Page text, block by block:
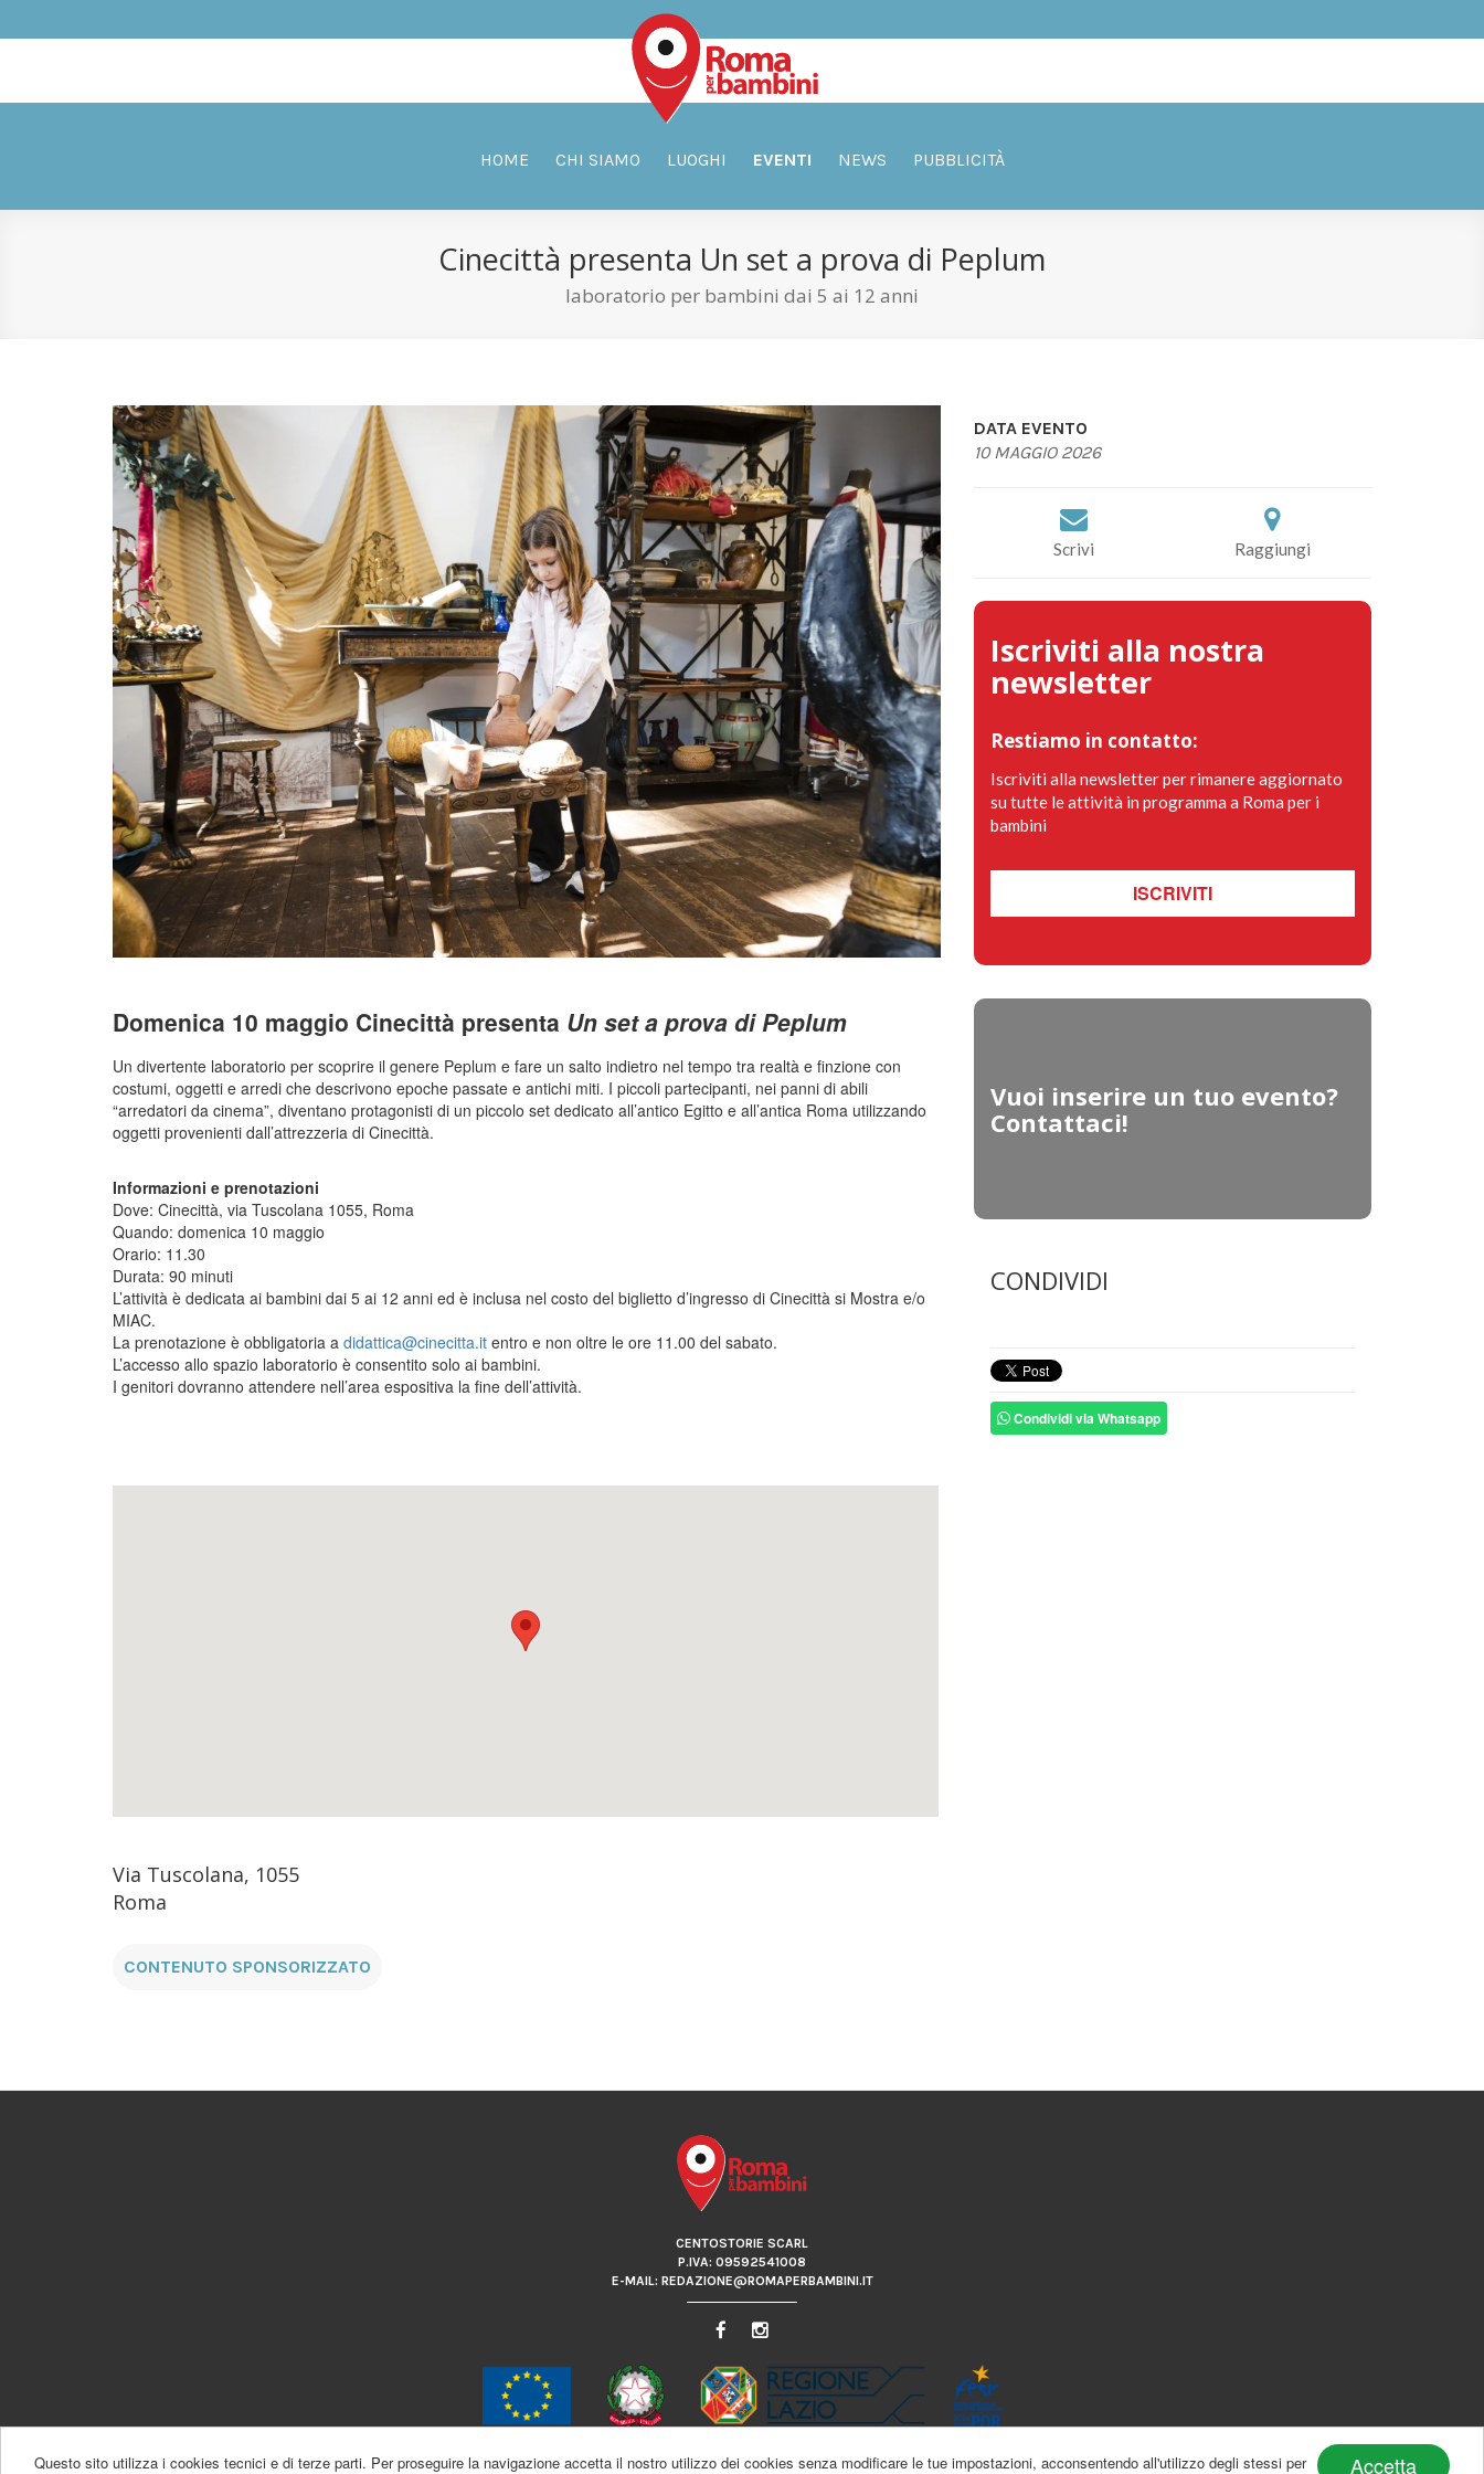
Accetta
Questo sito utilizza i cookies tecnici e di terze parti. Per proseguire la navigazione accetta il nostro utilizzo dei cookies senza modificare le tue impostazioni, acconsentendo all'utilizzo degli stessi per
HOME CHI SIAMO LUOGHI EVENTI NEWS PUBBLICITÀ
Cinecittà presenta Un set a prova di Peplum
laboratorio per bambini dai 5 ai 12 anni
Domenica 10 maggio Cinecittà presenta Un set a prova di Peplum
Un divertente laboratorio per scoprire il genere Peplum e fare un salto indietro nel tempo tra realtà e finzione con
costumi, oggetti e arredi che descrivono epoche passate e antichi miti. I piccoli partecipanti, nei panni di abili
“arredatori da cinema”, diventano protagonisti di un piccolo set dedicato all’antico Egitto e all’antica Roma utilizzando
oggetti provenienti dall’attrezzeria di Cinecittà.
Informazioni e prenotazioni
Dove: Cinecittà, via Tuscolana 1055, Roma
Quando: domenica 10 maggio
Orario: 11.30
Durata: 90 minuti
L’attività è dedicata ai bambini dai 5 ai 12 anni ed è inclusa nel costo del biglietto d’ingresso di Cinecittà si Mostra e/o
MIAC.
La prenotazione è obbligatoria a didattica@cinecitta.it entro e non oltre le ore 11.00 del sabato.
L’accesso allo spazio laboratorio è consentito solo ai bambini.
I genitori dovranno attendere nell’area espositiva la fine dell’attività.
Via Tuscolana, 1055
Roma
CONTENUTO SPONSORIZZATO
DATA EVENTO
10 MAGGIO 2026
Scrivi Raggiungi
Iscriviti alla nostra
newsletter
Restiamo in contatto:
Iscriviti alla newsletter per rimanere aggiornato
su tutte le attività in programma a Roma per i
bambini
ISCRIVITI
Vuoi inserire un tuo evento?
Contattaci!
CONDIVIDI
Condividi via Whatsapp
CENTOSTORIE SCARL
P.IVA: 09592541008
E-MAIL: REDAZIONE@ROMAPERBAMBINI.IT